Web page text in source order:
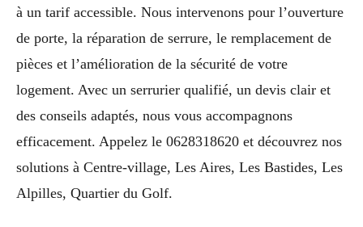
à un tarif accessible. Nous intervenons pour l’ouverture
de porte, la réparation de serrure, le remplacement de
pièces et l’amélioration de la sécurité de votre
logement. Avec un serrurier qualifié, un devis clair et
des conseils adaptés, nous vous accompagnons
efficacement. Appelez le 0628318620 et découvrez nos
solutions à Centre-village, Les Aires, Les Bastides, Les
Alpilles, Quartier du Golf.